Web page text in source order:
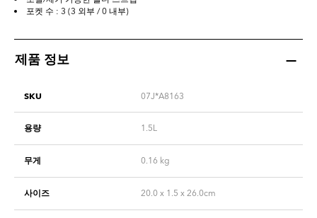
포켓 수 : 3 (3 외부 / 0 내부)
제품 정보
SKU 07J*A8163
용량 1.5L
무게 0.16 kg
사이즈 20.0 x 1.5 x 26.0cm